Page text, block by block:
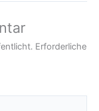
Erforderliche